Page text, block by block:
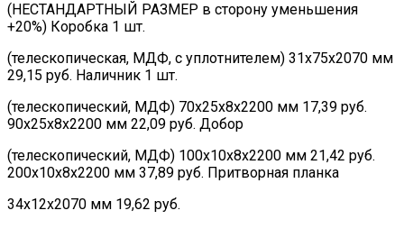
(НЕСТАНДАРТНЫЙ РАЗМЕР в сторону уменьшения
+20%) Коробка 1 шт.
(телескопическая, МДФ, с уплотнителем) 31х75х2070 мм
29,15 руб. Наличник 1 шт.
(телескопический, МДФ) 70х25х8х2200 мм 17,39 руб.
90х25х8х2200 мм 22,09 руб. Добор
(телескопический, МДФ) 100х10х8х2200 мм 21,42 руб.
200х10х8х2200 мм 37,89 руб. Притворная планка
34х12х2070 мм 19,62 руб.